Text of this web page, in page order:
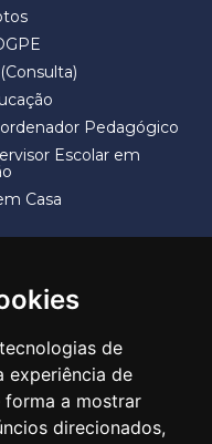
de
experiência de
forma a mostrar
direcionados,
Pedagógico
Escolar em
Casa